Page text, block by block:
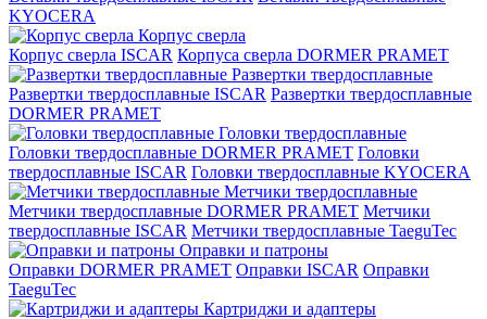
KYOCERA
Корпус сверла
Корпус сверла ISCAR Корпуса сверла DORMER PRAMET
Развертки твердосплавные
Развертки твердосплавные ISCAR Развертки твердосплавные
DORMER PRAMET
Головки твердосплавные
Головки твердосплавные DORMER PRAMET Головки
твердосплавные ISCAR Головки твердосплавные KYOCERA
Метчики твердосплавные
Метчики твердосплавные DORMER PRAMET Метчики
твердосплавные ISCAR Метчики твердосплавные TaeguTec
Оправки и патроны
Оправки DORMER PRAMET Оправки ISCAR Оправки
TaeguTec
Картриджи и адаптеры